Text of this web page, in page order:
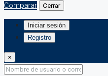
Comparar Cerrar
Iniciar sesión
Registro
×